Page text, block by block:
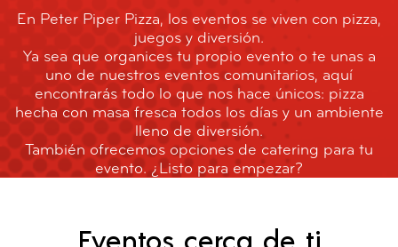
En Peter Piper Pizza, los eventos se viven con pizza,
juegos y diversión.
Ya sea que organices tu propio evento o te unas a
uno de nuestros eventos comunitarios, aquí
encontrarás todo lo que nos hace únicos: pizza
hecha con masa fresca todos los días y un ambiente
lleno de diversión.
También ofrecemos opciones de catering para tu
evento. ¿Listo para empezar?
Eventos cerca de ti